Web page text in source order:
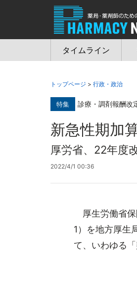
タイムライン
トップページ > 行政・政治
特集 診療・調剤報酬改
新急性期加
厚労省、22年度
2022/4/1 00:36
厚生労働省保
1）を地方厚生
て、いわゆる